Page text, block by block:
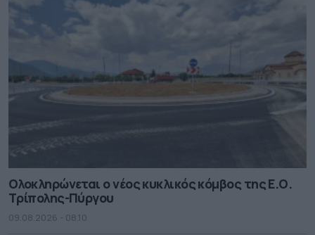
Ολοκληρώνεται ο νέος κυκλικός κόμβος της Ε.Ο.
Τρίπολης-Πύργου
09.08.2026 - 08.10